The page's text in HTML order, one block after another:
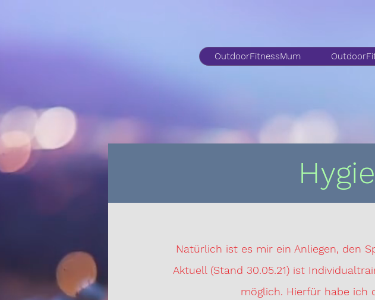
OutdoorFitnessMum
Natürlich ist es mir ein Anliegen, den
Aktuell (Stand 30.05.21) ist
möglich. Hierfür habe ich